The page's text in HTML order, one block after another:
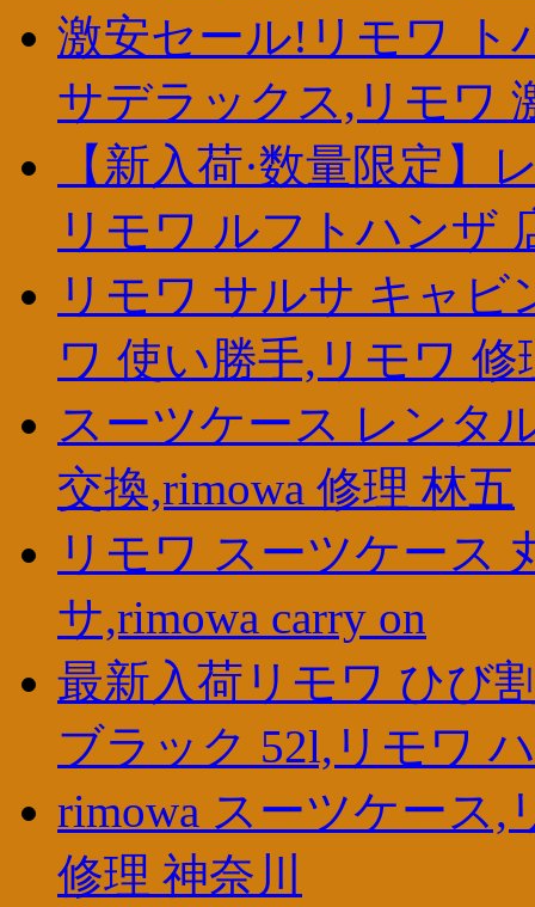
激安セール!リモワ ト
サデラックス,リモワ
【新入荷·数量限定
リモワ ルフトハンザ
リモワ サルサ キャ
ワ 使い勝手,リモワ 修
スーツケース レンタ
交換,rimowa 修理 林五
リモワ スーツケース
サ,rimowa carry on
最新入荷リモワ ひび
ブラック 52l,リモワ
rimowa スーツケース,
修理 神奈川